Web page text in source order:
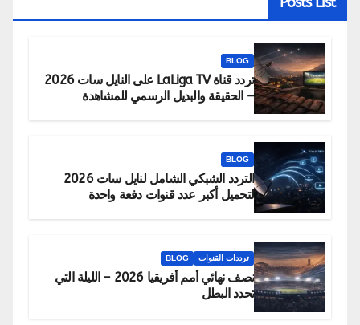
BLOG
تردد قناة LaLiga TV على النايل سات 2026
– الحقيقة والبديل الرسمي للمشاهدة
BLOG
التردد الشبكي الشامل لنايل سات 2026
لتحميل أكبر عدد قنوات دفعة واحدة
ترددات القنوات BLOG
نصف نهائي أمم أفريقيا 2026 – الليلة التي
تحدد البطل